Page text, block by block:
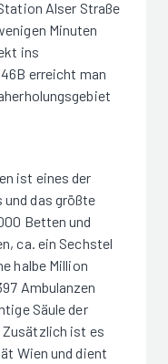
Alser Straße
Minuten
ins
erreicht man
ist eines der
das größte
Betten und
ca. ein Sechstel
halbe Million
Ambulanzen
Säule der
Zusätzlich ist es
Wien und dient